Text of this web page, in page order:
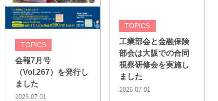
TOPICS
会報7月号
（Vol.267）を発行し
ました
2026.07.01
TOPICS
工業部会と金融保険
部会は大阪での合同
視察研修会を実施し
ました
2026.07.01